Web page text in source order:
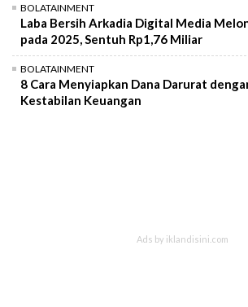
BOLATAINMENT
Laba Bersih Arkadia Digital Media
pada 2025, Sentuh Rp1,76 Miliar
BOLATAINMENT
8 Cara Menyiapkan Dana Darurat
Kestabilan Keuangan